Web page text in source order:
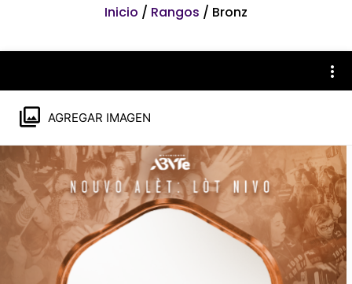
Inicio / Rangos / Bronz
AGREGAR IMAGEN